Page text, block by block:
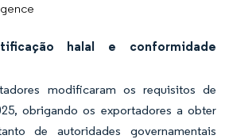
halal e conformidade
modificaram os requisitos de
obrigando os exportadores a obter
de autoridades governamentais